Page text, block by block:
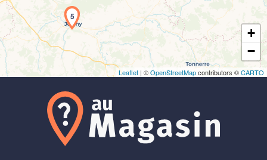
5
+
−
Leaflet | ©OpenStreetMapcontributors ©CARTO